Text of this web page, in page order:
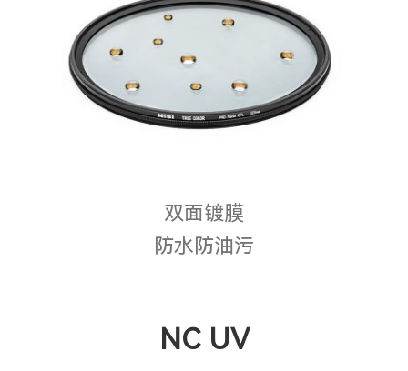
双面镀膜
防水防油污
NC UV